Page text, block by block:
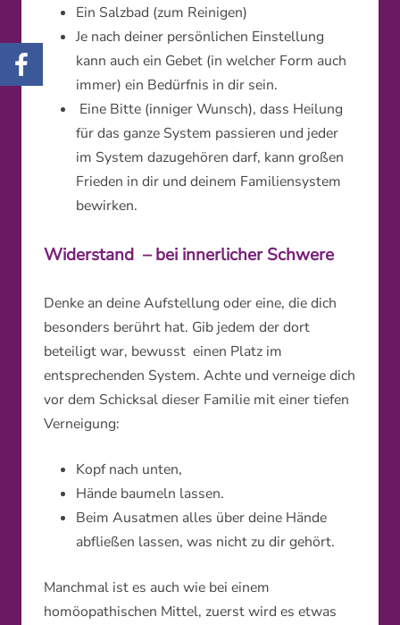
Ein Salzbad (zum Reinigen)
Je nach deiner persönlichen Einstellung
kann auch ein Gebet (in welcher Form auch
immer) ein Bedürfnis in dir sein.
Eine Bitte (inniger Wunsch), dass Heilung
für das ganze System passieren und jeder
im System dazugehören darf, kann großen
Frieden in dir und deinem Familiensystem
bewirken.
Widerstand – bei innerlicher Schwere
Denke an deine Aufstellung oder eine, die dich
besonders berührt hat. Gib jedem der dort
beteiligt war, bewusst einen Platz im
entsprechenden System. Achte und verneige dich
vor dem Schicksal dieser Familie mit einer tiefen
Verneigung:
Kopf nach unten,
Hände baumeln lassen.
Beim Ausatmen alles über deine Hände
abfließen lassen, was nicht zu dir gehört.
Manchmal ist es auch wie bei einem
homöopathischen Mittel, zuerst wird es etwas